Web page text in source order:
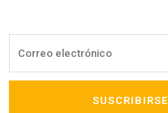
SUSCRIBIRSE